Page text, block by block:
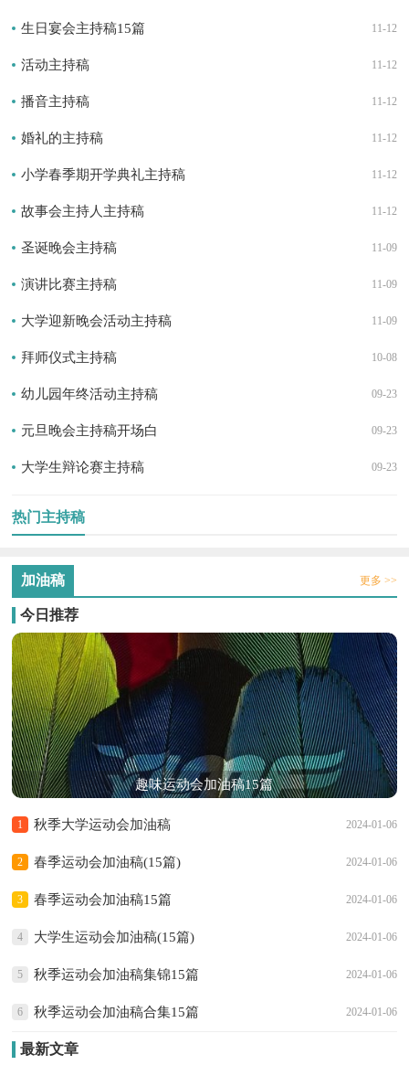
11-12
生日宴会主持稿15篇
11-12
活动主持稿
11-12
播音主持稿
11-12
婚礼的主持稿
11-12
小学春季期开学典礼主持稿
11-12
故事会主持人主持稿
11-09
圣诞晚会主持稿
11-09
演讲比赛主持稿
11-09
大学迎新晚会活动主持稿
10-08
拜师仪式主持稿
09-23
幼儿园年终活动主持稿
09-23
元旦晚会主持稿开场白
09-23
大学生辩论赛主持稿
热门主持稿
加油稿 更多 >>
今日推荐
趣味运动会加油稿15篇
1 2024-01-06
秋季大学运动会加油稿
2 2024-01-06
春季运动会加油稿(15篇)
3 2024-01-06
春季运动会加油稿15篇
4 2024-01-06
大学生运动会加油稿(15篇)
5 2024-01-06
秋季运动会加油稿集锦15篇
6 2024-01-06
秋季运动会加油稿合集15篇
最新文章